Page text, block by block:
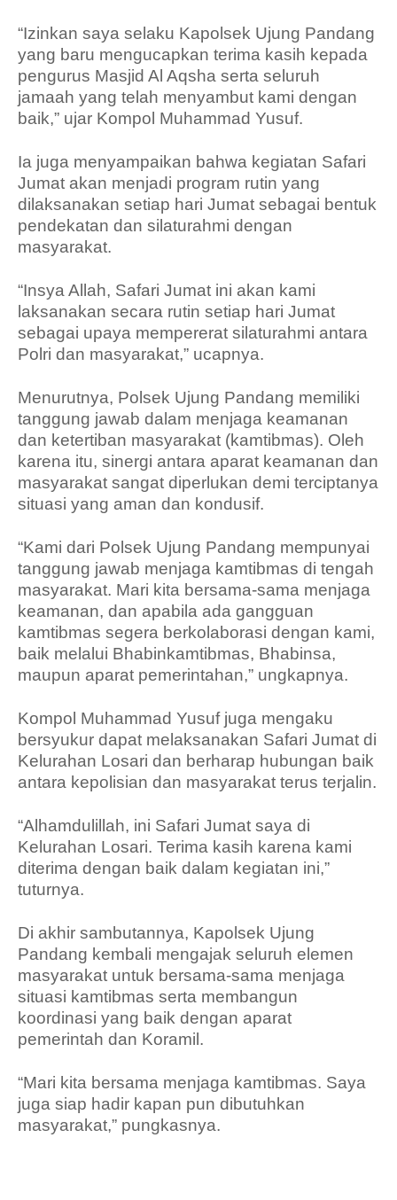
“Izinkan saya selaku Kapolsek Ujung Pandang
yang baru mengucapkan terima kasih kepada
pengurus Masjid Al Aqsha serta seluruh
jamaah yang telah menyambut kami dengan
baik,” ujar Kompol Muhammad Yusuf.
Ia juga menyampaikan bahwa kegiatan Safari
Jumat akan menjadi program rutin yang
dilaksanakan setiap hari Jumat sebagai bentuk
pendekatan dan silaturahmi dengan
masyarakat.
“Insya Allah, Safari Jumat ini akan kami
laksanakan secara rutin setiap hari Jumat
sebagai upaya mempererat silaturahmi antara
Polri dan masyarakat,” ucapnya.
Menurutnya, Polsek Ujung Pandang memiliki
tanggung jawab dalam menjaga keamanan
dan ketertiban masyarakat (kamtibmas). Oleh
karena itu, sinergi antara aparat keamanan dan
masyarakat sangat diperlukan demi terciptanya
situasi yang aman dan kondusif.
“Kami dari Polsek Ujung Pandang mempunyai
tanggung jawab menjaga kamtibmas di tengah
masyarakat. Mari kita bersama-sama menjaga
keamanan, dan apabila ada gangguan
kamtibmas segera berkolaborasi dengan kami,
baik melalui Bhabinkamtibmas, Bhabinsa,
maupun aparat pemerintahan,” ungkapnya.
Kompol Muhammad Yusuf juga mengaku
bersyukur dapat melaksanakan Safari Jumat di
Kelurahan Losari dan berharap hubungan baik
antara kepolisian dan masyarakat terus terjalin.
“Alhamdulillah, ini Safari Jumat saya di
Kelurahan Losari. Terima kasih karena kami
diterima dengan baik dalam kegiatan ini,”
tuturnya.
Di akhir sambutannya, Kapolsek Ujung
Pandang kembali mengajak seluruh elemen
masyarakat untuk bersama-sama menjaga
situasi kamtibmas serta membangun
koordinasi yang baik dengan aparat
pemerintah dan Koramil.
“Mari kita bersama menjaga kamtibmas. Saya
juga siap hadir kapan pun dibutuhkan
masyarakat,” pungkasnya.